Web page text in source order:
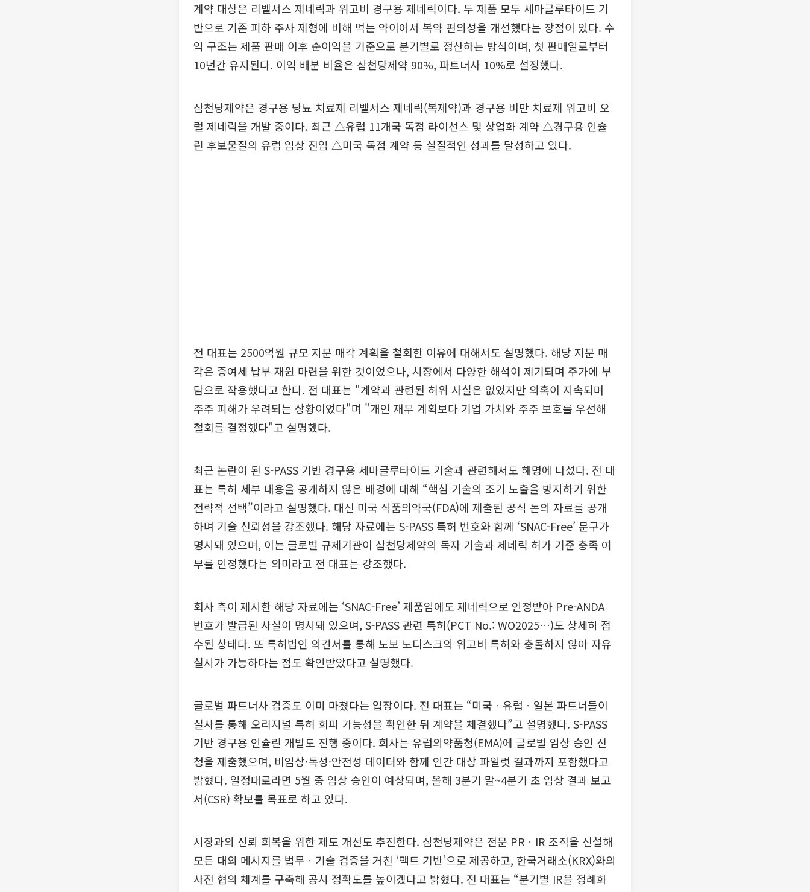
계약 대상은 리벨서스 제네릭과 위고비 경구용 제네릭이다. 두 제품 모두 세마글루타이드 기
반으로 기존 피하 주사 제형에 비해 먹는 약이어서 복약 편의성을 개선했다는 장점이 있다. 수
익 구조는 제품 판매 이후 순이익을 기준으로 분기별로 정산하는 방식이며, 첫 판매일로부터
10년간 유지된다. 이익 배분 비율은 삼천당제약 90%, 파트너사 10%로 설정했다.
삼천당제약은 경구용 당뇨 치료제 리벨서스 제네릭(복제약)과 경구용 비만 치료제 위고비 오
럴 제네릭을 개발 중이다. 최근 △유럽 11개국 독점 라이선스 및 상업화 계약 △경구용 인슐
린 후보물질의 유럽 임상 진입 △미국 독점 계약 등 실질적인 성과를 달성하고 있다.
전 대표는 2500억원 규모 지분 매각 계획을 철회한 이유에 대해서도 설명했다. 해당 지분 매
각은 증여세 납부 재원 마련을 위한 것이었으나, 시장에서 다양한 해석이 제기되며 주가에 부
담으로 작용했다고 한다. 전 대표는 "계약과 관련된 허위 사실은 없었지만 의혹이 지속되며
주주 피해가 우려되는 상황이었다"며 "개인 재무 계획보다 기업 가치와 주주 보호를 우선해
철회를 결정했다"고 설명했다.
최근 논란이 된 S-PASS 기반 경구용 세마글루타이드 기술과 관련해서도 해명에 나섰다. 전 대
표는 특허 세부 내용을 공개하지 않은 배경에 대해 “핵심 기술의 조기 노출을 방지하기 위한
전략적 선택”이라고 설명했다. 대신 미국 식품의약국(FDA)에 제출된 공식 논의 자료를 공개
하며 기술 신뢰성을 강조했다. 해당 자료에는 S-PASS 특허 번호와 함께 ‘SNAC-Free’ 문구가
명시돼 있으며, 이는 글로벌 규제기관이 삼천당제약의 독자 기술과 제네릭 허가 기준 충족 여
부를 인정했다는 의미라고 전 대표는 강조했다.
회사 측이 제시한 해당 자료에는 ‘SNAC-Free’ 제품임에도 제네릭으로 인정받아 Pre-ANDA
번호가 발급된 사실이 명시돼 있으며, S-PASS 관련 특허(PCT No.: WO2025…)도 상세히 접
수된 상태다. 또 특허법인 의견서를 통해 노보 노디스크의 위고비 특허와 충돌하지 않아 자유
실시가 가능하다는 점도 확인받았다고 설명했다.
글로벌 파트너사 검증도 이미 마쳤다는 입장이다. 전 대표는 “미국ㆍ유럽ㆍ일본 파트너들이
실사를 통해 오리지널 특허 회피 가능성을 확인한 뒤 계약을 체결했다”고 설명했다. S-PASS
기반 경구용 인슐린 개발도 진행 중이다. 회사는 유럽의약품청(EMA)에 글로벌 임상 승인 신
청을 제출했으며, 비임상·독성·안전성 데이터와 함께 인간 대상 파일럿 결과까지 포함했다고
밝혔다. 일정대로라면 5월 중 임상 승인이 예상되며, 올해 3분기 말~4분기 초 임상 결과 보고
서(CSR) 확보를 목표로 하고 있다.
시장과의 신뢰 회복을 위한 제도 개선도 추진한다. 삼천당제약은 전문 PRㆍIR 조직을 신설해
모든 대외 메시지를 법무ㆍ기술 검증을 거친 ‘팩트 기반’으로 제공하고, 한국거래소(KRX)와의
사전 협의 체계를 구축해 공시 정확도를 높이겠다고 밝혔다. 전 대표는 “분기별 IR을 정례화